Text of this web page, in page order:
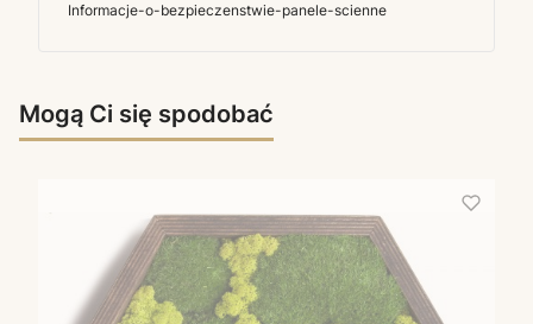
Informacje-o-bezpieczenstwie-panele-scienne
Mogą Ci się spodobać